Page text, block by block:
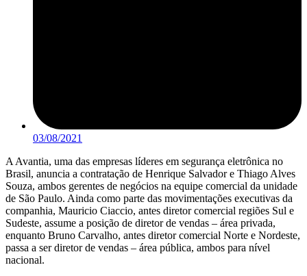
03/08/2021
A Avantia, uma das empresas líderes em segurança eletrônica no
Brasil, anuncia a contratação de Henrique Salvador e Thiago Alves
Souza, ambos gerentes de negócios na equipe comercial da unidade
de São Paulo. Ainda como parte das movimentações executivas da
companhia, Mauricio Ciaccio, antes diretor comercial regiões Sul e
Sudeste, assume a posição de diretor de vendas – área privada,
enquanto Bruno Carvalho, antes diretor comercial Norte e Nordeste,
passa a ser diretor de vendas – área pública, ambos para nível
nacional.